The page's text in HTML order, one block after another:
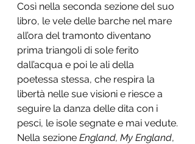
Così nella seconda sezione del suo
libro, le vele delle barche nel mare
all’ora del tramonto diventano
prima triangoli di sole ferito
dall’acqua e poi le ali della
poetessa stessa, che respira la
libertà nelle sue visioni e riesce a
seguire la danza delle dita con i
pesci, le isole segnate e mai vedute.
Nella sezione England, My England,